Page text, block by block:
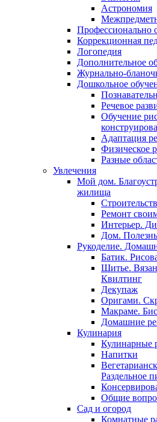
Астрономия
Профессионально
Коррекционная
Логопедия
Дополнительное
Журнально-
Дошкольное
Речевое
Обучение
Адаптация
Физическое
Разные
Увлечения
Мой дом.
жилища
Ремонт
Интерьер.
Дом.
Рукоделие.
Батик.
Шитье.
Квилтинг
Декупаж
Оригами.
Макраме.
Домашние
Кулинария
Кулинарные
Напитки
Раздельное
Общие
Сад и огород
Комнатные